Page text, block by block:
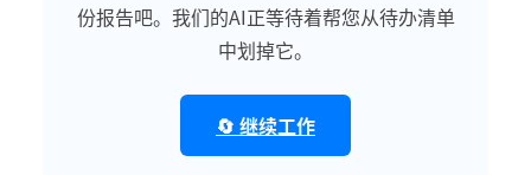
份报告吧。我们的AI正等待着帮您从待办清单
中划掉它。
🔄 继续工作